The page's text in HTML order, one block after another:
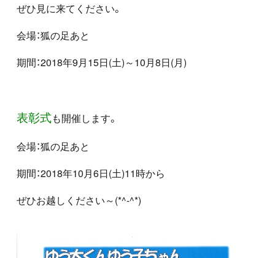
ぜひ見に来てください。
会場：狐の足あと
期間：2018年9月15日(土)～10月8日(月)
表彰式も開催します。
会場：狐の足あと
期間：2018年10月6日(土)11時から
ぜひお越しください～(*^-^*)